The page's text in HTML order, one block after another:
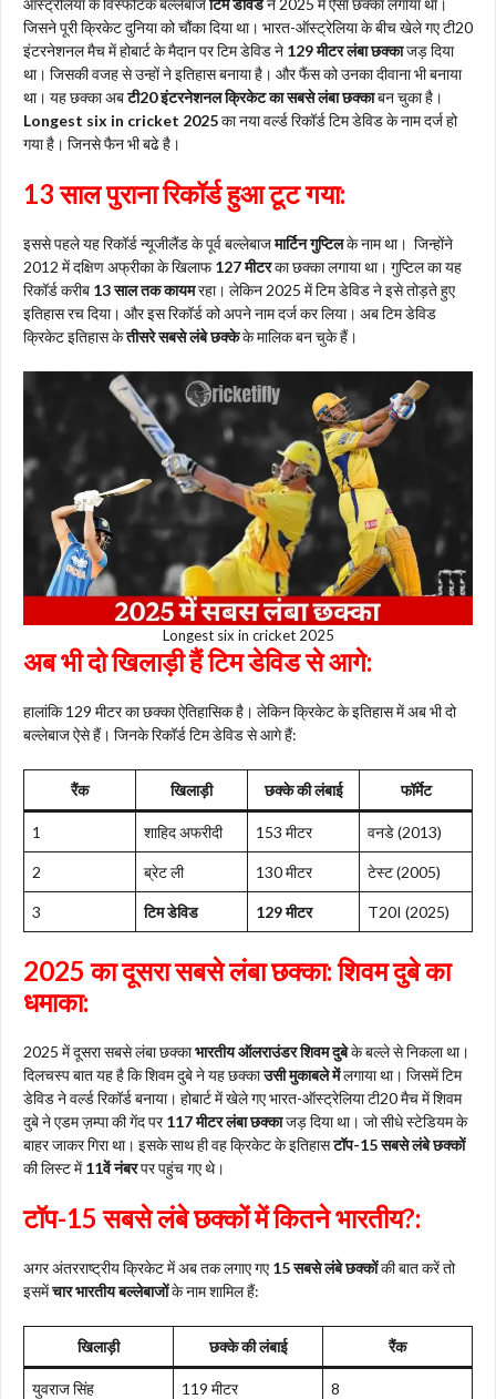
ऑस्ट्रेलिया के विस्फोटक बल्लेबाजटिम डेविडने 2025 में ऐसा छक्का लगाया था।
जिसने पूरी क्रिकेट दुनिया को चौंका दिया था। भारत-ऑस्ट्रेलिया के बीच खेले गए टी20
इंटरनेशनल मैच में होबार्ट के मैदान पर टिम डेविड ने 129 मीटर लंबा छक्काजड़ दिया
था। जिसकी वजह से उन्हों ने इतिहास बनाया है। और फैंस को उनका दीवाना भी बनाया
था। यह छक्का अबटी20 इंटरनेशनल क्रिकेट का सबसे लंबा छक्काबन चुका है।
Longest six in cricket 2025का नया वर्ल्ड रिकॉर्ड टिम डेविड के नाम दर्ज हो
गया है। जिनसे फैन भी बढे है।
13 साल पुराना रिकॉर्ड हुआ टूट गया:
इससे पहले यह रिकॉर्ड न्यूजीलैंड के पूर्व बल्लेबाजमार्टिन गुप्टिलके नाम था। जिन्होंने
2012 में दक्षिण अफ्रीका के खिलाफ127 मीटरका छक्का लगाया था। गुप्टिल का यह
रिकॉर्ड करीब 13 साल तक कायमरहा। लेकिन 2025 में टिम डेविड ने इसे तोड़ते हुए
इतिहास रच दिया। और इस रिकॉर्ड को अपने नाम दर्ज कर लिया। अब टिम डेविड
क्रिकेट इतिहास केतीसरे सबसे लंबे छक्केके मालिक बन चुके हैं।
Longest six in cricket 2025
अब भी दो खिलाड़ी हैं टिम डेविड से आगे:
हालांकि 129 मीटर का छक्का ऐतिहासिक है। लेकिन क्रिकेट के इतिहास में अब भी दो
बल्लेबाज ऐसे हैं। जिनके रिकॉर्ड टिम डेविड से आगे हैं:
रैंक खिलाड़ी छक्के की लंबाई फॉर्मेट
1 शाहिद अफरीदी 153 मीटर वनडे (2013)
2 ब्रेट ली 130 मीटर टेस्ट (2005)
3 टिम डेविड 129 मीटर T20I (2025)
2025 का दूसरा सबसे लंबा छक्का: शिवम दुबे का
धमाका:
2025 में दूसरा सबसे लंबा छक्काभारतीय ऑलराउंडर शिवम दुबेके बल्ले से निकला था।
दिलचस्प बात यह है कि शिवम दुबे ने यह छक्काउसी मुकाबले मेंलगाया था। जिसमें टिम
डेविड ने वर्ल्ड रिकॉर्ड बनाया। होबार्ट में खेले गए भारत-ऑस्ट्रेलिया टी20 मैच में शिवम
दुबे ने एडम ज़म्पा की गेंद पर117 मीटर लंबा छक्काजड़ दिया था। जो सीधे स्टेडियम के
बाहर जाकर गिरा था। इसके साथ ही वह क्रिकेट के इतिहासटॉप-15 सबसे लंबे छक्कों
की लिस्ट में11वें नंबरपर पहुंच गए थे।
टॉप-15 सबसे लंबे छक्कों में कितने भारतीय?:
अगर अंतरराष्ट्रीय क्रिकेट में अब तक लगाए गए15 सबसे लंबे छक्कोंकी बात करें तो
इसमेंचार भारतीय बल्लेबाजोंके नाम शामिल हैं:
खिलाड़ी छक्के की लंबाई रैंक
युवराज सिंह 119 मीटर 8